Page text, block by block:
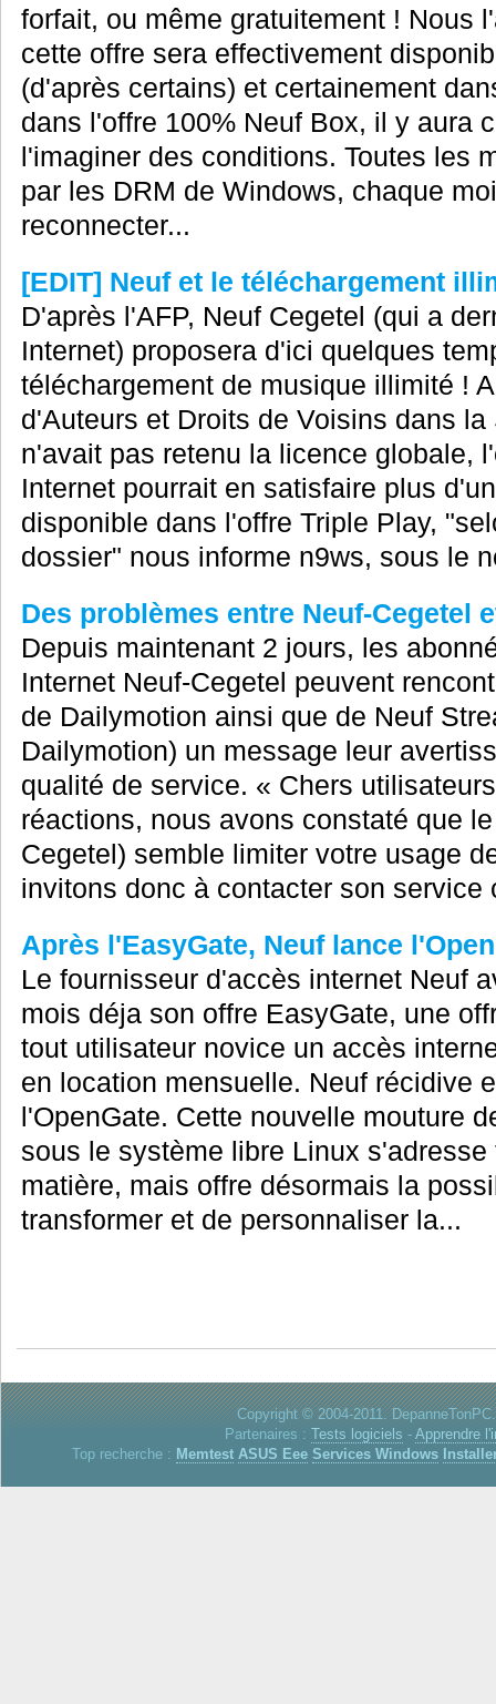
forfait, ou même gratuitement ! Nous
cette offre sera effectivement
(d'après certains) et certainement
dans l'offre 100% Neuf Box, il y aura
l'imaginer des conditions. Toutes les
par les DRM de Windows, chaque
reconnecter...
[EDIT] Neuf et le téléchargement
D'après l'AFP, Neuf Cegetel (qui a
Internet) proposera d'ici quelques
téléchargement de musique illimité !
d'Auteurs et Droits de Voisins dans
n'avait pas retenu la licence globale,
Internet pourrait en satisfaire plus
disponible dans l'offre Triple Play,
dossier" nous informe n9ws, sous le
Des problèmes entre Neuf-Cegetel
Depuis maintenant 2 jours, les
Internet Neuf-Cegetel peuvent
de Dailymotion ainsi que de Neuf
Dailymotion) un message leur
qualité de service. « Chers
réactions, nous avons constaté que
Cegetel) semble limiter votre usage
invitons donc à contacter son service
Après l'EasyGate, Neuf lance
Le fournisseur d'accès internet Neuf
mois déja son offre EasyGate, une
tout utilisateur novice un accès
en location mensuelle. Neuf récidive
l'OpenGate. Cette nouvelle mouture
sous le système libre Linux
matière, mais offre désormais la
transformer et de personnaliser la...
Copyright © 2004-2011.
Partenaires : Tests logiciels - Apprendre
Top recherche : Memtest ASUS Eee Services Windows